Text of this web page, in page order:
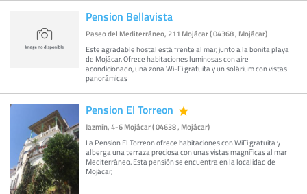
Pension Bellavista
Paseo del Mediterráneo, 211 Mojácar ( 04368 , Mojácar)
Este agradable hostal está frente al mar, junto a la bonita playa
de Mojácar. Ofrece habitaciones luminosas con aire
acondicionado, una zona Wi-Fi gratuita y un solárium con vistas
panorámicas
Pension El Torreon
Jazmín, 4-6 Mojácar ( 04638 , Mojácar)
La Pension El Torreon ofrece habitaciones con WiFi gratuita y
alberga una terraza preciosa con unas vistas magníficas al mar
Mediterráneo. Esta pensión se encuentra en la localidad de
Mojácar,